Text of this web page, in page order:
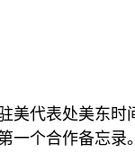
美代表处美东时
一个合作备忘录。